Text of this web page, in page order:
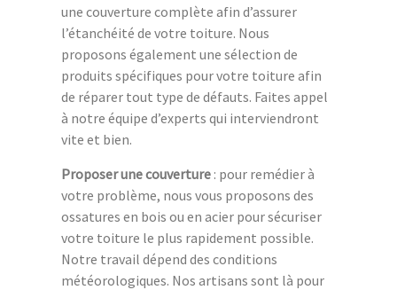
une couverture complète afin d’assurer
l’étanchéité de votre toiture. Nous
proposons également une sélection de
produits spécifiques pour votre toiture afin
de réparer tout type de défauts. Faites appel
à notre équipe d’experts qui interviendront
vite et bien.
Proposer une couverture : pour remédier à
votre problème, nous vous proposons des
ossatures en bois ou en acier pour sécuriser
votre toiture le plus rapidement possible.
Notre travail dépend des conditions
météorologiques. Nos artisans sont là pour